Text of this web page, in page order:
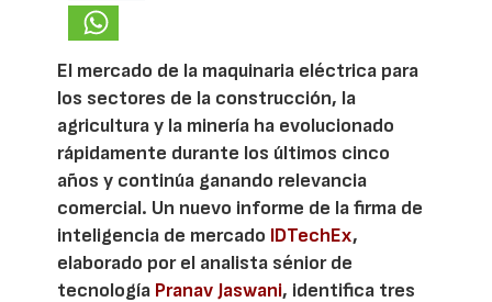
El mercado de la maquinaria eléctrica para
los sectores de la construcción, la
agricultura y la minería ha evolucionado
rápidamente durante los últimos cinco
años y continúa ganando relevancia
comercial. Un nuevo informe de la firma de
inteligencia de mercado IDTechEx,
elaborado por el analista sénior de
tecnología Pranav Jaswani, identifica tres